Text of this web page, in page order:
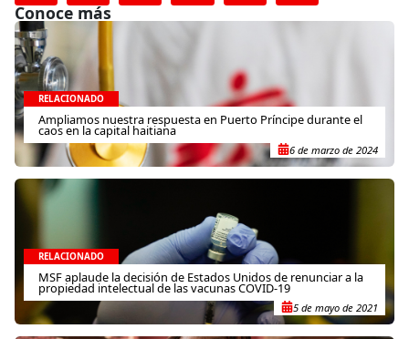
Conoce más
RELACIONADO
Ampliamos nuestra respuesta en Puerto Príncipe durante el
caos en la capital haitiana
6 de marzo de 2024
RELACIONADO
MSF aplaude la decisión de Estados Unidos de renunciar a la
propiedad intelectual de las vacunas COVID-19
5 de mayo de 2021